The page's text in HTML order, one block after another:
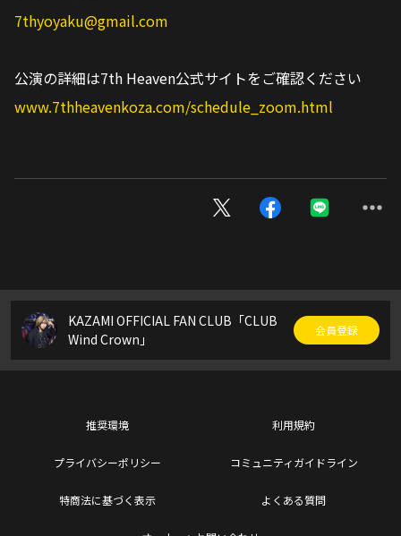
7thyoyaku@gmail.com
公演の詳細は7th Heaven公式サイトをご確認ください
www.7thheavenkoza.com/schedule_zoom.html
KAZAMI OFFICIAL FAN CLUB「CLUB
Wind Crown」
会員登録
推奨環境 利用規約
プライバシーポリシー コミュニティガイドライン
特商法に基づく表示 よくある質問